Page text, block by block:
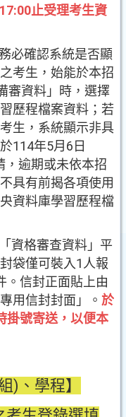
止受理考生資
必確認系統是否顯
考生，始能於本招
審資料」時，選擇
歷程檔案資料；若
生，系統顯示非具
114年5月6日
，逾期或未依本招
具有前揭各項使用
資料庫學習歷程檔
資格審查資料」平
袋僅可裝入1人報
。信封正面貼上由
用信封封面」。 於
掛號寄送，以便本
)、學程】